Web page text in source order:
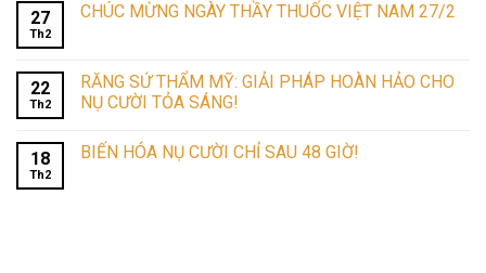
27
Th2
CHÚC MỪNG NGÀY THẦY THUỐC VIỆT NAM 27/2
22
Th2
RĂNG SỨ THẨM MỸ: GIẢI PHÁP HOÀN HẢO CHO
NỤ CƯỜI TỎA SÁNG!
18
Th2
BIẾN HÓA NỤ CƯỜI CHỈ SAU 48 GIỜ!